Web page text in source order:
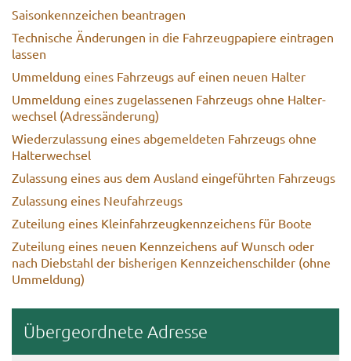
Sai­son­kenn­zei­chen be­an­tra­gen
Tech­ni­sche Än­de­run­gen in die Fahr­zeug­pa­pie­re ein­tra­gen
las­sen
Um­mel­dung eines Fahr­zeugs auf einen neuen Hal­ter
Um­mel­dung eines zu­ge­las­se­nen Fahr­zeugs ohne Hal­ter­
wech­sel (Adress­än­de­rung)
Wie­der­zu­las­sung eines ab­ge­mel­de­ten Fahr­zeugs ohne
Hal­ter­wech­sel
Zu­las­sung eines aus dem Aus­land ein­ge­führ­ten Fahr­zeugs
Zu­las­sung eines Neu­fahr­zeugs
Zu­tei­lung eines Klein­fahr­zeug­kenn­zei­chens für Boote
Zu­tei­lung eines neuen Kenn­zei­chens auf Wunsch oder
nach Dieb­stahl der bis­he­ri­gen Kenn­zei­chen­schil­der (ohne
Um­mel­dung)
Über­ge­ord­ne­te Adres­se